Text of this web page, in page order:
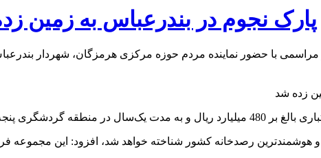
نجوم در بندرعباس به زمین
با حضور نماینده مردم حوزه مرکزی هرمزگان، شهردار
به بهره برداری می رسد.
و هوشمندترین رصدخانه کشور شناخته خواهد شد، افزود: این